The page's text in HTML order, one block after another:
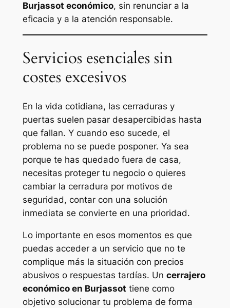
Burjassot económico, sin renunciar a la
eficacia y a la atención responsable.
Servicios esenciales sin
costes excesivos
En la vida cotidiana, las cerraduras y
puertas suelen pasar desapercibidas hasta
que fallan. Y cuando eso sucede, el
problema no se puede posponer. Ya sea
porque te has quedado fuera de casa,
necesitas proteger tu negocio o quieres
cambiar la cerradura por motivos de
seguridad, contar con una solución
inmediata se convierte en una prioridad.
Lo importante en esos momentos es que
puedas acceder a un servicio que no te
complique más la situación con precios
abusivos o respuestas tardías. Un cerrajero
económico en Burjassot tiene como
objetivo solucionar tu problema de forma